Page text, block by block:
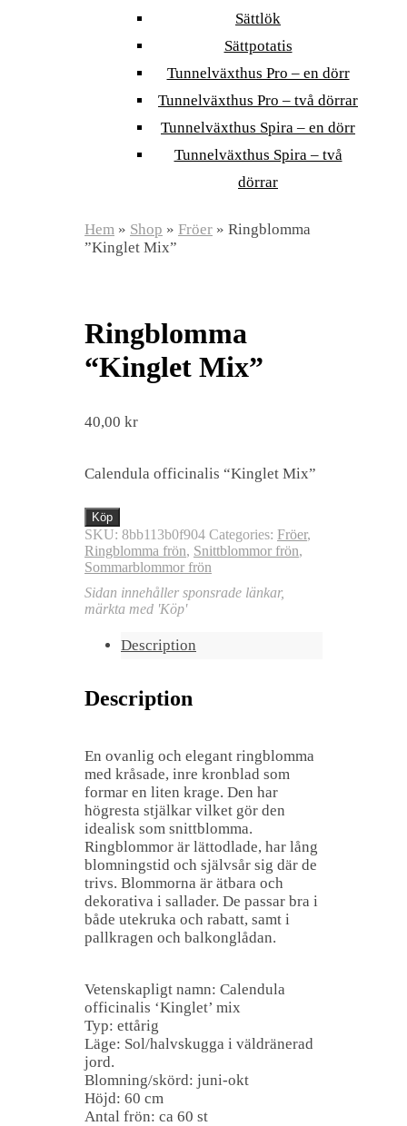
Sättlök
Sättpotatis
Tunnelväxthus Pro – en dörr
Tunnelväxthus Pro – två dörrar
Tunnelväxthus Spira – en dörr
Tunnelväxthus Spira – två
dörrar
Hem » Shop » Fröer » Ringblomma
”Kinglet Mix”
Ringblomma
“Kinglet Mix”
40,00 kr
Calendula officinalis “Kinglet Mix”
Köp
SKU: 8bb113b0f904 Categories: Fröer,
Ringblomma frön, Snittblommor frön,
Sommarblommor frön
Sidan innehåller sponsrade länkar,
märkta med 'Köp'
Description
Description
En ovanlig och elegant ringblomma
med kråsade, inre kronblad som
formar en liten krage. Den har
högresta stjälkar vilket gör den
idealisk som snittblomma.
Ringblommor är lättodlade, har lång
blomningstid och självsår sig där de
trivs. Blommorna är ätbara och
dekorativa i sallader. De passar bra i
både utekruka och rabatt, samt i
pallkragen och balkonglådan.
Vetenskapligt namn: Calendula
officinalis ‘Kinglet’ mix
Typ: ettårig
Läge: Sol/halvskugga i väldränerad
jord.
Blomning/skörd: juni-okt
Höjd: 60 cm
Antal frön: ca 60 st